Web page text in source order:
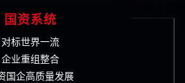
国资系统
对标世界一流
企业重组整合
国企高质量发展